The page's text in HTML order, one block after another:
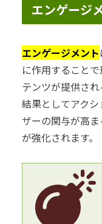
エンゲージ
エンゲージメント
に作用すること
テンツが提供され
結果としてアク
ザーの関与が高
が強化されます。